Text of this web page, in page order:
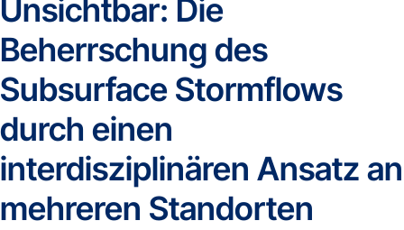
Unsichtbar: Die
Beherrschung des
Subsurface Stormflows
durch einen
interdisziplinären Ansatz an
mehreren Standorten